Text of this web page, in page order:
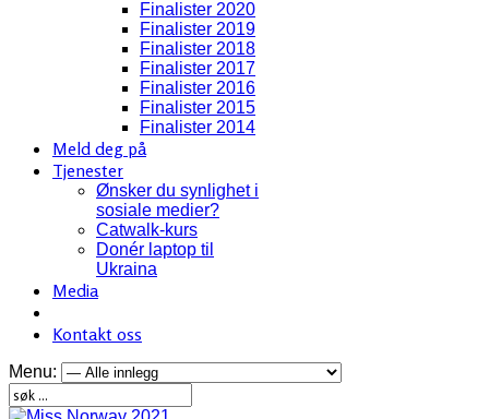
Finalister 2020
Finalister 2019
Finalister 2018
Finalister 2017
Finalister 2016
Finalister 2015
Finalister 2014
Meld deg på
Tjenester
Ønsker du synlighet i
sosiale medier?
Catwalk-kurs
Donér laptop til
Ukraina
Media
Kontakt oss
Menu: